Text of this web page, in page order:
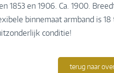
1853 en 1906. Ca. 1900.
binnemaat armband is
conditie!
terug naar